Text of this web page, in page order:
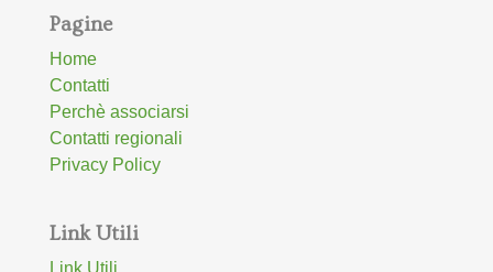
Pagine
Home
Contatti
Perchè associarsi
Contatti regionali
Privacy Policy
Link Utili